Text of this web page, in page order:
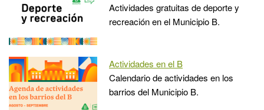
Actividades gratuitas de deporte y
recreación en el Municipio B.
Actividades en el B
Calendario de actividades en los
barrios del Municipio B.